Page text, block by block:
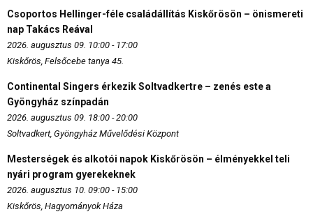
Csoportos Hellinger-féle családállítás Kiskőrösön – önismereti
nap Takács Reával
2026. augusztus 09. 10:00 - 17:00
Kiskőrös, Felsőcebe tanya 45.
Continental Singers érkezik Soltvadkertre – zenés este a
Gyöngyház színpadán
2026. augusztus 09. 18:00 - 20:00
Soltvadkert, Gyöngyház Művelődési Központ
Mesterségek és alkotói napok Kiskőrösön – élményekkel teli
nyári program gyerekeknek
2026. augusztus 10. 09:00 - 15:00
Kiskőrös, Hagyományok Háza